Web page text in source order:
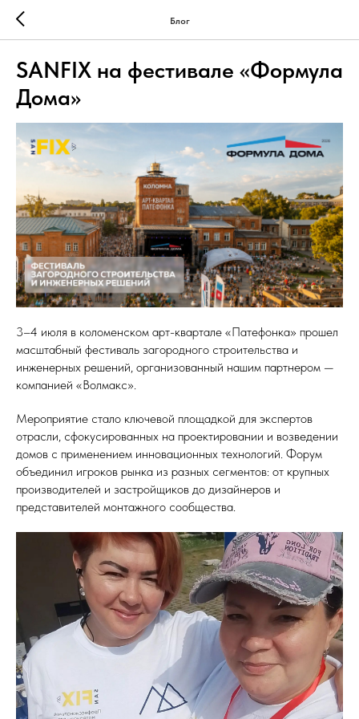
Блог
SANFIX на фестивале «Формула
Дома»
3–4 июля в коломенском арт-квартале «Патефонка» прошел
масштабный фестиваль загородного строительства и
инженерных решений, организованный нашим партнером —
компанией «Волмакс».
Мероприятие стало ключевой площадкой для экспертов
отрасли, сфокусированных на проектировании и возведении
домов с применением инновационных технологий. Форум
объединил игроков рынка из разных сегментов: от крупных
производителей и застройщиков до дизайнеров и
представителей монтажного сообщества.